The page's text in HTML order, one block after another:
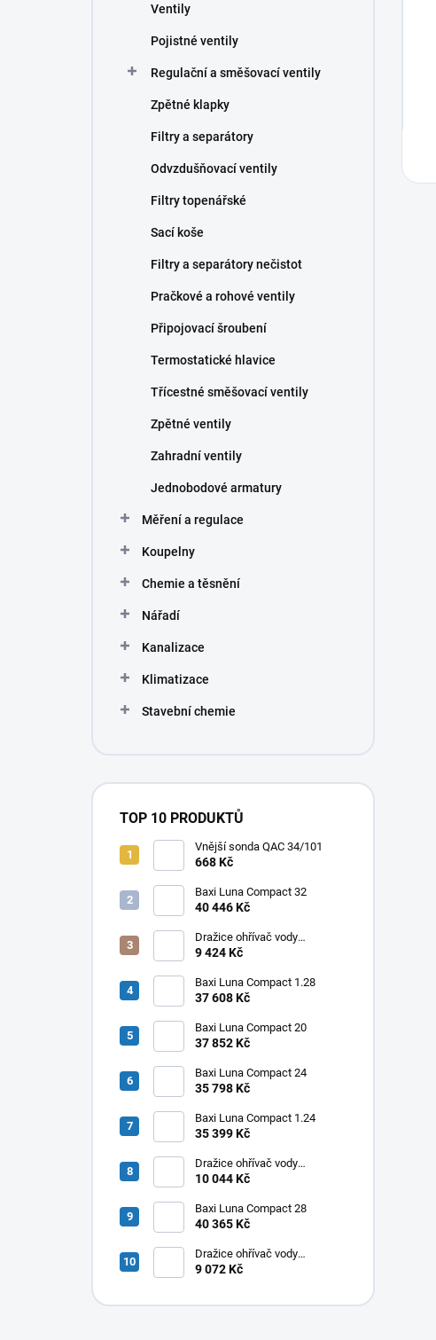
Ventily
Pojistné ventily
Regulační a směšovací ventily
Zpětné klapky
Filtry a separátory
Odvzdušňovací ventily
Filtry topenářské
Sací koše
Filtry a separátory nečistot
Pračkové a rohové ventily
Připojovací šroubení
Termostatické hlavice
Třícestné směšovací ventily
Zpětné ventily
Zahradní ventily
Jednobodové armatury
Měření a regulace
Koupelny
Chemie a těsnění
Nářadí
Kanalizace
Klimatizace
Stavební chemie
TOP 10 PRODUKTŮ
Vnější sonda QAC 34/101
668 Kč
Baxi Luna Compact 32
40 446 Kč
Dražice ohřívač vody
elektrický svislý OKHE ONE/E
9 424 Kč
Baxi Luna Compact 1.28
37 608 Kč
Baxi Luna Compact 20
37 852 Kč
Baxi Luna Compact 24
35 798 Kč
Baxi Luna Compact 1.24
35 399 Kč
Dražice ohřívač vody
elektrický svislý OKHE ONE/E
10 044 Kč
Baxi Luna Compact 28
40 365 Kč
Dražice ohřívač vody
elektrický svislý OKHE ONE/E
9 072 Kč